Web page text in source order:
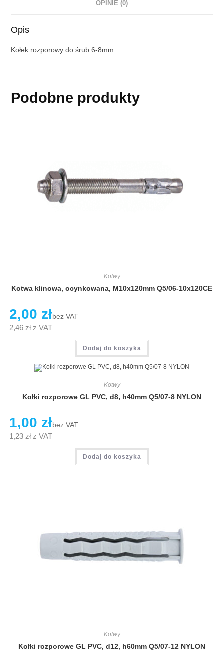
OPINIE (0)
Opis
Kołek rozporowy do śrub 6-8mm
Podobne produkty
Kotwy
Kotwa klinowa, ocynkowana, M10x120mm Q5/06-10x120CE
2,00 złbez VAT
2,46 złz VAT
Dodaj do koszyka
Kotwy
Kołki rozporowe GL PVC, d8, h40mm Q5/07-8 NYLON
1,00 złbez VAT
1,23 złz VAT
Dodaj do koszyka
Kotwy
Kołki rozporowe GL PVC, d12, h60mm Q5/07-12 NYLON